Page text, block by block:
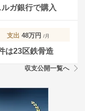
ガ銀行で購入
支出 48万円 /月
は23区鉄骨造
収支公開一覧へ